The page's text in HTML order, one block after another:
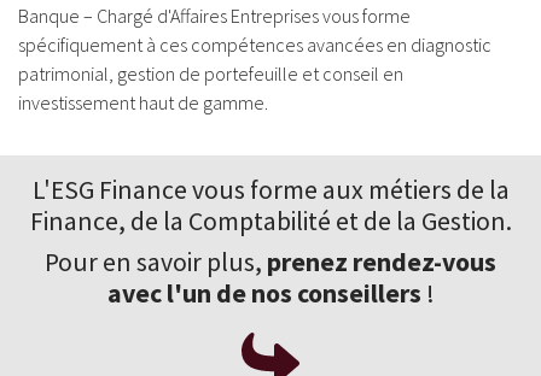
Banque – Chargé d'Affaires Entreprises vous forme
spécifiquement à ces compétences avancées en diagnostic
patrimonial, gestion de portefeuille et conseil en
investissement haut de gamme.
L'ESG Finance vous forme aux métiers de la
Finance, de la Comptabilité et de la Gestion.
Pour en savoir plus, prenez rendez-vous
avec l'un de nos conseillers !